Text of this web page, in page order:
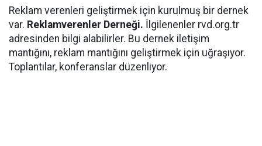
Reklam verenleri geliştirmek için kurulmuş bir dernek
var. Reklamverenler Derneği. İlgilenenler rvd.org.tr
adresinden bilgi alabilirler. Bu dernek iletişim
mantığını, reklam mantığını geliştirmek için uğraşıyor.
Toplantılar, konferanslar düzenliyor.